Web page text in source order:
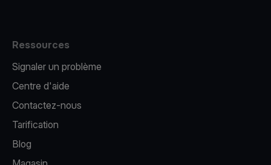
Ressources
Signaler un problème
Centre d'aide
Contactez-nous
Tarification
Blog